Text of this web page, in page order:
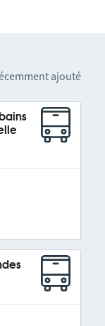
ajouté